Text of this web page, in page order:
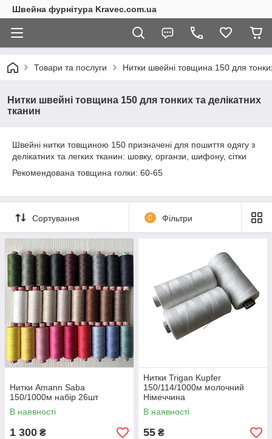
Швейна фурнітура Kravec.com.ua
Товари та послуги Нитки швейні товщина 150 для
Нитки швейні товщина 150 для тонких та делікатних
тканин
Швейні нитки товщиною 150 призначені для пошиття одягу з
делікатних та легких тканин: шовку, органзи, шифону, сітки
Рекомендована товщина голки: 60-65
Сортування 0 Фільтри
Нитки Amann Saba
150/1000м набір 26шт
В наявності
1 300 ₴
Нитки Trigan Kupfer
150/114/1000м молочний
Німеччина
В наявності
55 ₴